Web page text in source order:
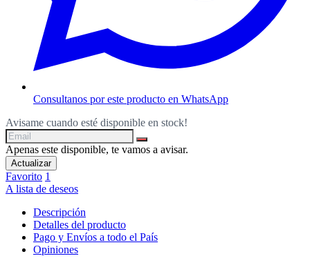
Consultanos por este producto en WhatsApp
Avisame cuando esté disponible en stock!
Apenas este disponible, te vamos a avisar.
Favorito 1
A lista de deseos
Descripción
Detalles del producto
Pago y Envíos a todo el País
Opiniones